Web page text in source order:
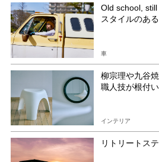
Old school, still
スタイルのあ
車
柳宗理や九谷焼
職人技が根付
インテリア
リトリートス